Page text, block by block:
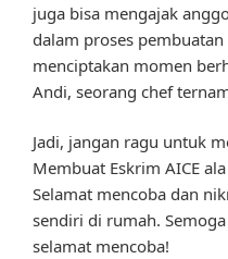
juga bisa mengajak
dalam proses
menciptakan momen
Andi, seorang chef
Jadi, jangan ragu untuk
Membuat Eskrim AICE
Selamat mencoba dan
sendiri di rumah.
selamat mencoba!